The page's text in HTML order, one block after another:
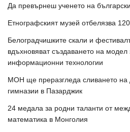
Да превърнеш ученето на
Етнографският музей отбелязва
Белоградчишките скали и
вдъхновяват създаването на
информационни технологии
МОН ще преразгледа сливането
гимназии в Пазарджик
24 медала за родни таланти от
математика в Монголия